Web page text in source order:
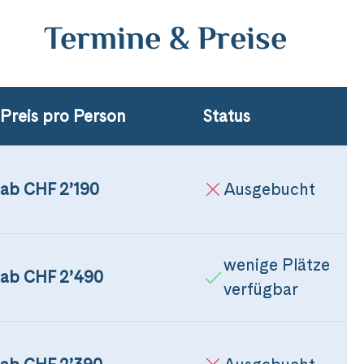
Termine & Preise
Preis pro Person Status
ab CHF 2’190 Ausgebucht
ab CHF 2’490
wenige Plätze
verfügbar